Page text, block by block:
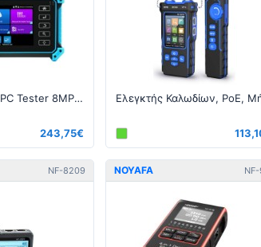
5.4inch CCTV IPC Tester 8MP AHD CVI TVI Camera Tester
243,75€
NF-8209 NOYAFA